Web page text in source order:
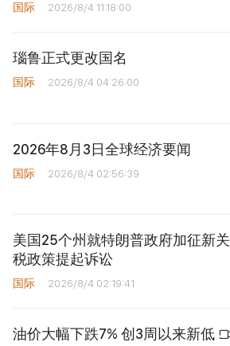
国际 2026/8/4 11:18:00
瑙鲁正式更改国名
国际 2026/8/4 04:26:00
2026年8月3日全球经济要闻
国际 2026/8/4 02:56:39
美国25个州就特朗普政府加征新关
税政策提起诉讼
国际 2026/8/4 02:19:41
油价大幅下跌7% 创3周以来新低